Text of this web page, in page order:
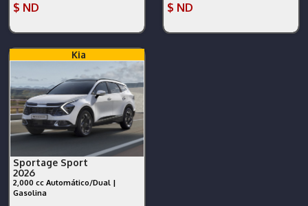
$ ND $ ND
Kia
Sportage Sport
2026
2,000 cc Automático/Dual |
Gasolina